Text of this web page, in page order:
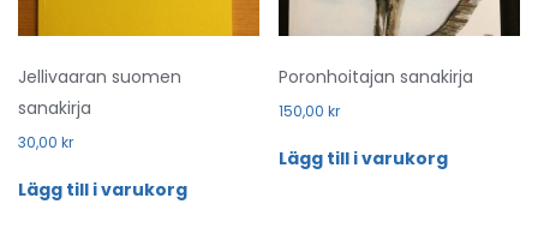
Jellivaaran suomen
sanakirja
30,00 kr
Lägg till i varukorg
Poronhoitajan sanakirja
150,00kr
Lägg till i varukorg